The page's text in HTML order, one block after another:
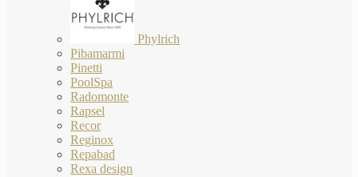
Phylrich
Pibamarmi
Pinetti
PoolSpa
Radomonte
Rapsel
Recor
Reginox
Repabad
Rexa design